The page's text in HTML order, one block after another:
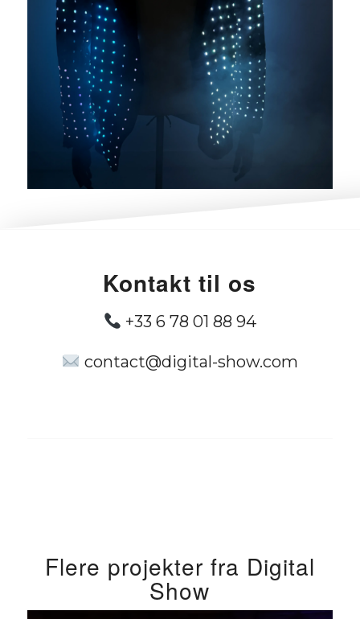
Kontakt til os
+33 6 78 01 88 94
contact@digital-show.com
Flere projekter fra Digital
Show